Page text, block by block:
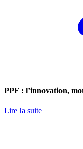
PPF : l’innovation,
Lire la suite